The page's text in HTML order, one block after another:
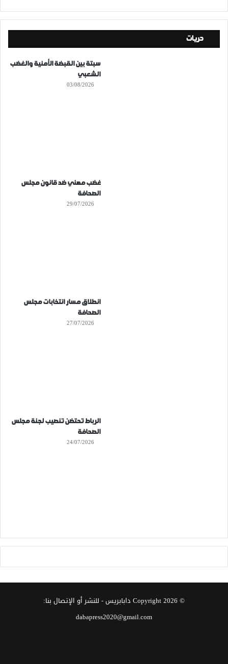
حريات
سبتة بين القبضة الأمنية والغضب
الشعبي
03/08/2026
غضب مهني ضد قانون مجلس
الصحافة
29/07/2026
انطلاق مسار انتخابات مجلس
الصحافة
27/07/2026
الرباط تحتضن تنصيب لجنة مجلس
الصحافة
24/07/2026
© Copyright 2026 دابابريس- للنشر أو الإتصال بنا:
dabapress2020@gmail.com